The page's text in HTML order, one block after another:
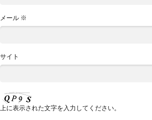
メール ※
サイト
上に表示された文字を入力してください。